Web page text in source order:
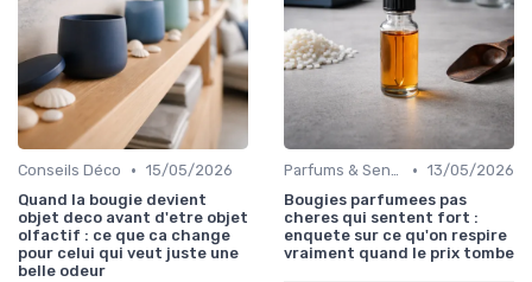
Conseils Déco • 15/05/2026
Quand la bougie devient
objet deco avant d'etre objet
olfactif : ce que ca change
pour celui qui veut juste une
belle odeur
Parfums & Senteurs • 13/05/2026
Bougies parfumees pas
cheres qui sentent fort :
enquete sur ce qu'on respire
vraiment quand le prix tombe